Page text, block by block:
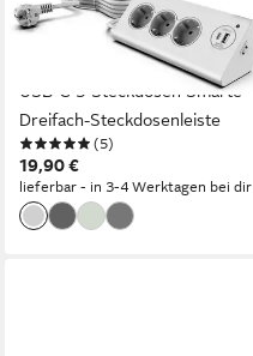
NORTHPOINT
Northpoint
Ecksteckdosenleiste LED USB
USB-C 3 Steckdosen Smarte
Dreifach-Steckdosenleiste
(5)
19,90 €
lieferbar - in 3-4 Werktagen bei dir